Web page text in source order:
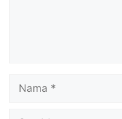
Nama
Surel